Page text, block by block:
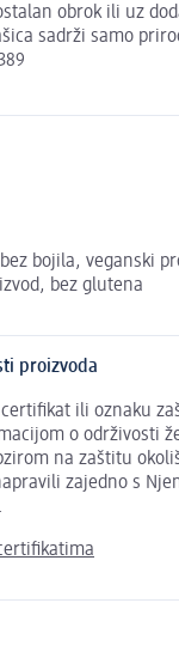
obrok ili uz
sadrži samo
bojila, veganski
bez glutena
proizvoda
ili oznaku
o održivosti
na zaštitu
zajedno s